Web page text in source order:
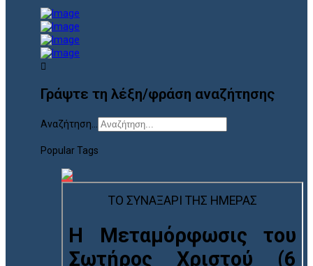
Γράψτε τη λέξη/φράση αναζήτησης
Αναζήτηση...
Popular Tags